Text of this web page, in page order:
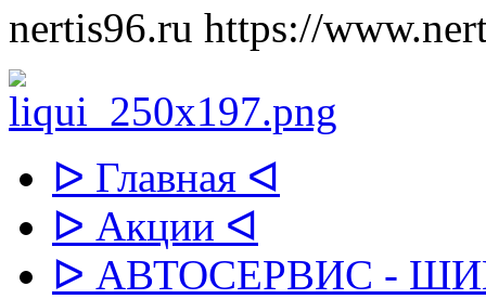
nertis96.ru https://
ᐅ Главная ᐊ
ᐅ Акции ᐊ
ᐅ АВТОСЕРВИС -